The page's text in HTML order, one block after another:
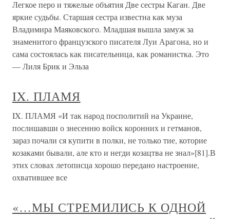
Легкое перо и тяжелые объятия Две сестры Каган. Две
яркие судьбы. Старшая сестра известна как муза
Владимира Маяковского. Младшая вышла замуж за
знаменитого французского писателя Луи Арагона, но и
сама состоялась как писательница, как романистка. Это
— Лиля Брик и Эльза
IX. ПЛАМЯ
IX. ПЛАМЯ «И так народ посполитий на Украине,
послишавши о знесенню войск коронних и гетманов,
зараз почали ся купити в полки, не только тие, которие
козаками бывали, але кто и негди козацтва не знал»[81].В
этих словах летописца хорошо передано настроение,
охватившее все
«…МЫ СТРЕМИЛИСЬ К ОДНОЙ